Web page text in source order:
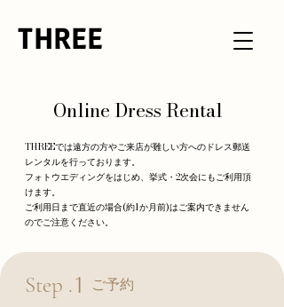
THREE
Online Dress Rental
THREEでは遠方の方やご来店が難しい方へのドレス郵送
レンタルを行っております。
フォトウエディングをはじめ、挙式・2次会にもご利用頂
けます。
ご利用日まで直近の場合(約1か月前)はご案内できません
のでご注意ください。
Step .1 ご予約